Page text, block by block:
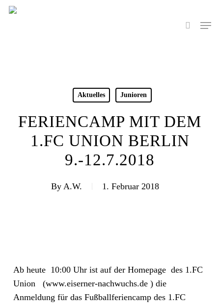
Skip
search
Menu
Aktuelles Junioren
FERIENCAMP MIT DEM
1.FC UNION BERLIN
9.-12.7.2018
By A.W. 1. Februar 2018
Ab heute 10:00 Uhr ist auf der Homepage des 1.FC
Union (www.eiserner-nachwuchs.de ) die
Anmeldung für das Fußballferiencamp des 1.FC